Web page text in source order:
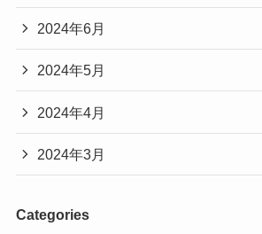
2024年6月
2024年5月
2024年4月
2024年3月
Categories